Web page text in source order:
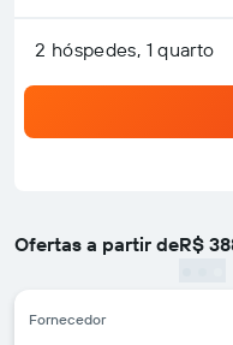
2 hóspedes, 1 quarto
Ofertas a partir deR$
Fornecedor